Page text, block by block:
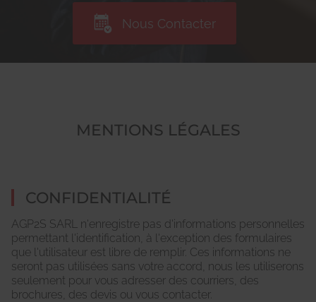
Nous Contacter
MENTIONS LÉGALES
CONFIDENTIALITÉ
AGP2S SARL n'enregistre pas d'informations personnelles
permettant l'identification, à l'exception des formulaires
que l'utilisateur est libre de remplir. Ces informations ne
seront pas utilisées sans votre accord, nous les utiliserons
seulement pour vous adresser des courriers, des
brochures, des devis ou vous contacter.